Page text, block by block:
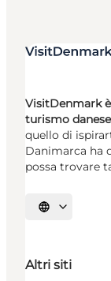
VisitDenmark
turismo
quello di
Danimarca ha
possa trovare
Seleziona la
Altri siti